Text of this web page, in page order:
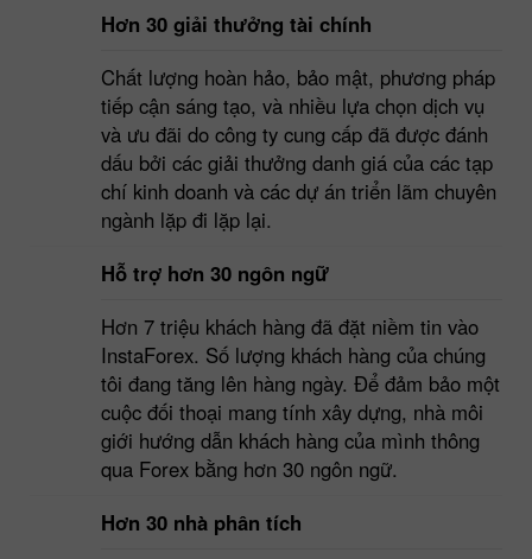
Hơn 30 giải thưởng tài chính
Chất lượng hoàn hảo, bảo mật, phương pháp
tiếp cận sáng tạo, và nhiều lựa chọn dịch vụ
và ưu đãi do công ty cung cấp đã được đánh
dấu bởi các giải thưởng danh giá của các tạp
chí kinh doanh và các dự án triển lãm chuyên
ngành lặp đi lặp lại.
Hỗ trợ hơn 30 ngôn ngữ
Hơn 7 triệu khách hàng đã đặt niềm tin vào
InstaForex. Số lượng khách hàng của chúng
tôi đang tăng lên hàng ngày. Để đảm bảo một
cuộc đối thoại mang tính xây dựng, nhà môi
giới hướng dẫn khách hàng của mình thông
qua Forex bằng hơn 30 ngôn ngữ.
Hơn 30 nhà phân tích